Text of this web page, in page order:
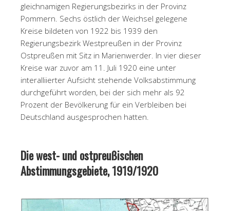
gleichnamigen Regierungsbezirks in der Provinz
Pommern. Sechs östlich der Weichsel gelegene
Kreise bildeten von 1922 bis 1939 den
Regierungsbezirk Westpreußen in der Provinz
Ostpreußen mit Sitz in Marienwerder. In vier dieser
Kreise war zuvor am 11. Juli 1920 eine unter
interalliierter Aufsicht stehende Volksabstimmung
durchgeführt worden, bei der sich mehr als 92
Prozent der Bevölkerung für ein Verbleiben bei
Deutschland ausgesprochen hatten.
Die west- und ostpreußischen
Abstimmungsgebiete, 1919/1920